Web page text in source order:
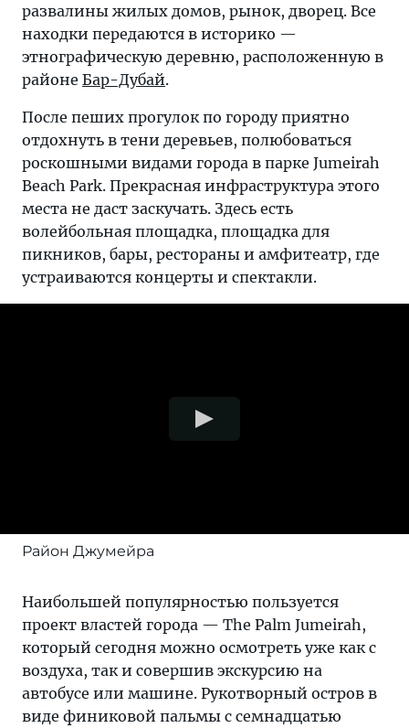
развалины жилых домов, рынок, дворец. Все
находки передаются в историко —
этнографическую деревню, расположенную в
районе Бар-Дубай.
После пеших прогулок по городу приятно
отдохнуть в тени деревьев, полюбоваться
роскошными видами города в парке Jumeirah
Beach Park. Прекрасная инфраструктура этого
места не даст заскучать. Здесь есть
волейбольная площадка, площадка для
пикников, бары, рестораны и амфитеатр, где
устраиваются концерты и спектакли.
Район Джумейра
Наибольшей популярностью пользуется
проект властей города — The Palm Jumeirah,
который сегодня можно осмотреть уже как с
воздуха, так и совершив экскурсию на
автобусе или машине. Рукотворный остров в
виде финиковой пальмы с семнадцатью